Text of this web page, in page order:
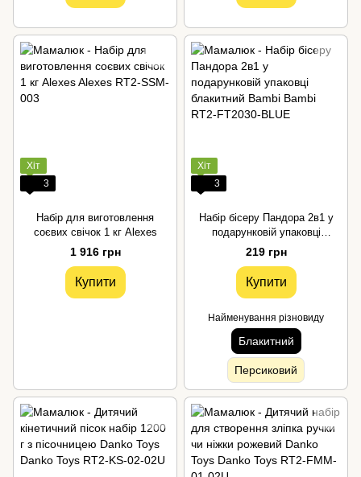
Хіт
3
Набір для виготовлення
соєвих свічок 1 кг Alexes
1 916 грн
Купити
Хіт
3
Набір бісеру Пандора 2в1 у
подарунковій упаковці
блакитний Bambi
219 грн
Купити
Найменування різновиду
Блакитний
Персиковий